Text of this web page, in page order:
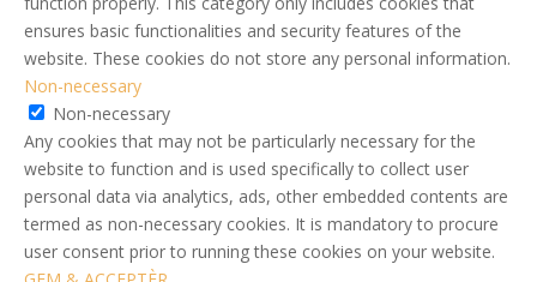
ensures basic functionalities and security features of the
website. These cookies do not store any personal information.
Non-necessary
Non-necessary
Any cookies that may not be particularly necessary for the
website to function and is used specifically to collect user
personal data via analytics, ads, other embedded contents are
termed as non-necessary cookies. It is mandatory to procure
user consent prior to running these cookies on your website.